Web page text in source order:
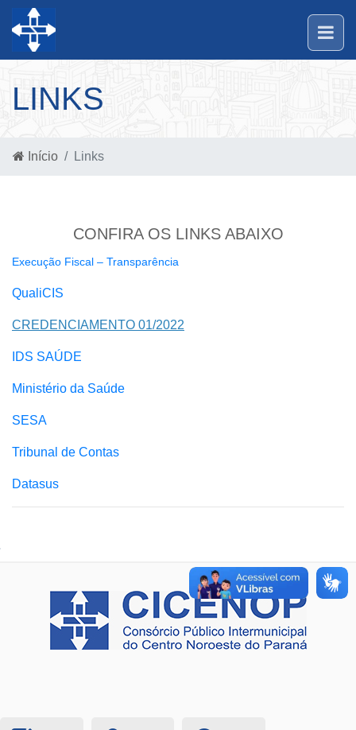
LINKS
Início Links
CONFIRA OS LINKS ABAIXO
Execução Fiscal – Transparência
QualiCIS
CREDENCIAMENTO 01/2022
IDS SAÚDE
Ministério da Saúde
SESA
Tribunal de Contas
Datasus